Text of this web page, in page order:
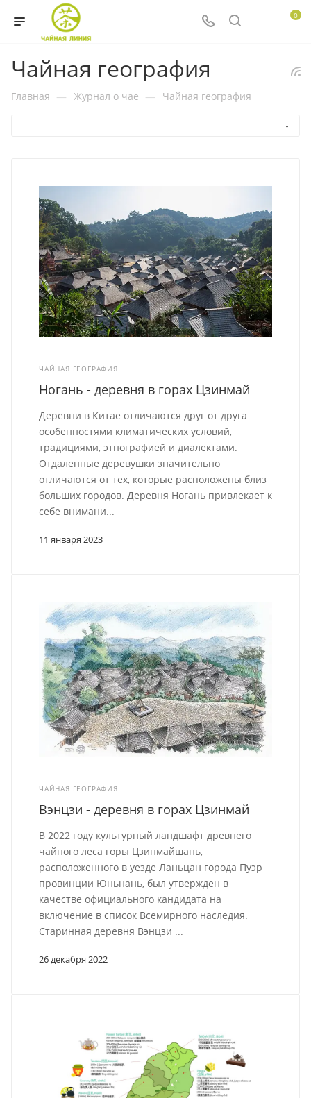
0
Чайная география
Главная — Журнал о чае — Чайная география
ЧАЙНАЯ ГЕОГРАФИЯ
11 января 2023
Ногань - деревня в горах Цзинмай
Деревни в Китае отличаются друг от друга
особенностями климатических условий,
традициями, этнографией и диалектами.
Отдаленные деревушки значительно
отличаются от тех, которые расположены близ
больших городов. Деревня Ногань привлекает к
себе внимани...
ЧАЙНАЯ ГЕОГРАФИЯ
26 декабря 2022
Вэнцзи - деревня в горах Цзинмай
В 2022 году культурный ландшафт древнего
чайного леса горы Цзинмайшань,
расположенного в уезде Ланьцан города Пуэр
провинции Юньнань, был утвержден в
качестве официального кандидата на
включение в список Всемирного наследия.
Старинная деревня Вэнцзи ...